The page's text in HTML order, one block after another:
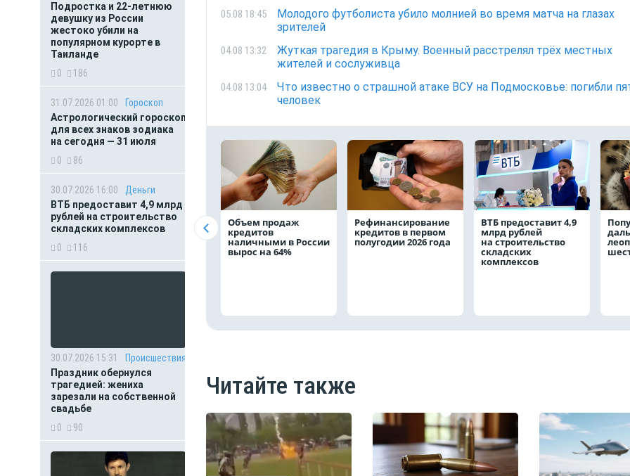
Подростка и 22-летнюю
девушку из России
жестоко убили на
популярном курорте в
Таиланде
0
186
31.07.2026 01:00
Гороскоп
Астрологический гороскоп
для всех знаков зодиака
на сегодня — 31 июля
0
86
30.07.2026 16:00
Деньги
ВТБ предоставит 4,9 млрд
рублей на строительство
складских комплексов
0
116
30.07.2026 15:31
Происшествия
Праздник обернулся
трагедией: жениха
зарезали на собственной
свадьбе
0
90
05.08 18:45
Молодого футболиста убило молнией во время матча на глазах
зрителей
04.08 13:32
Жуткая трагедия в Крыму. Военный расстрелял трёх местных
жителей и сослуживца
04.08 13:04
Что известно о страшной атаке ВСУ на Подмосковье: погибли
человек
Объем продаж
кредитов
наличными в России
вырос на 64%
Рефинансирование
кредитов в первом
полугодии 2026 года
ВТБ предоставит 4,9
млрд рублей
на строительство
складских
комплексов
Читайте также